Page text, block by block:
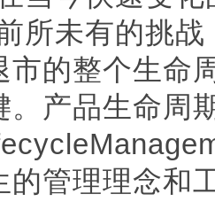
所未有的挑
市的整个生命
。产品生命周
的管理理念和